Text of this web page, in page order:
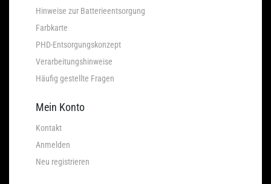
Hinweise zur Batterieentsorgung
Farbkarte
PHD-Entsorgungskonzept
Verarbeitungshinweise
Häufig gestellte Fragen
Mein Konto
Kontakt
Anmelden
Neu registrieren